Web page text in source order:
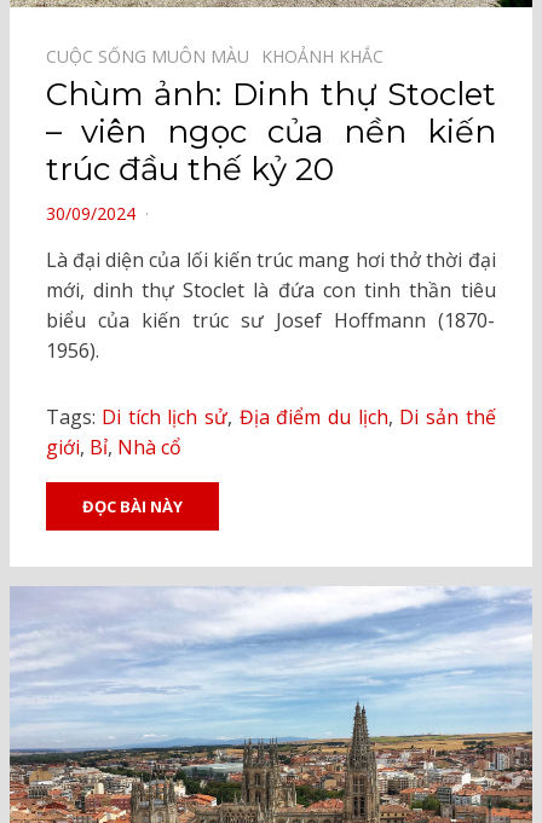
CUỘC SỐNG MUÔN MÀU⠀ KHOẢNH KHẮC⠀
Chùm ảnh: Dinh thự Stoclet
– viên ngọc của nền kiến
trúc đầu thế kỷ 20
POSTED
30/09/2024
Là đại diện của lối kiến trúc mang hơi thở thời đại
mới, dinh thự Stoclet là đứa con tinh thần tiêu
biểu của kiến trúc sư Josef Hoffmann (1870-
1956).
Tags: Di tích lịch sử, Địa điểm du lịch, Di sản thế
giới, Bỉ, Nhà cổ
ĐỌC BÀI NÀY